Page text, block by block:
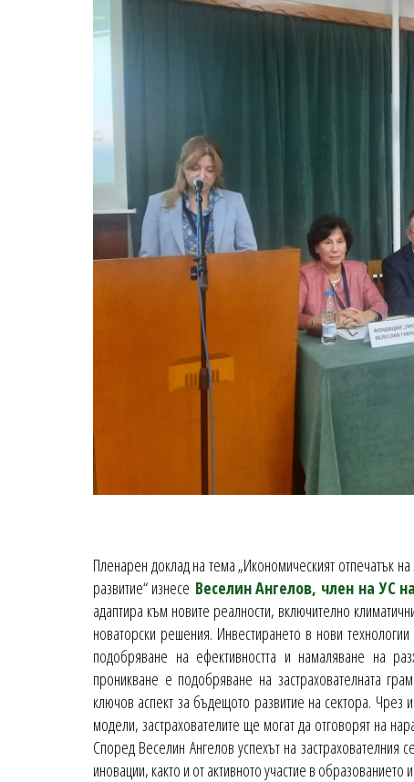
Пленарен доклад на тема „Икономическият отпечатък
развитие“ изнесе Веселин Ангелов, член на УС
адаптира към новите реалности, включително
новаторски решения. Инвестирането в нови
подобряване на ефективността и намаляване на
проникване е подобряване на застрахователната
ключов аспект за бъдещото развитие на сектора. Чрез
модели, застрахователите ще могат да отговорят на
Според Веселин Ангелов успехът на застрахователния
иновации, както и от активното участие в образованието